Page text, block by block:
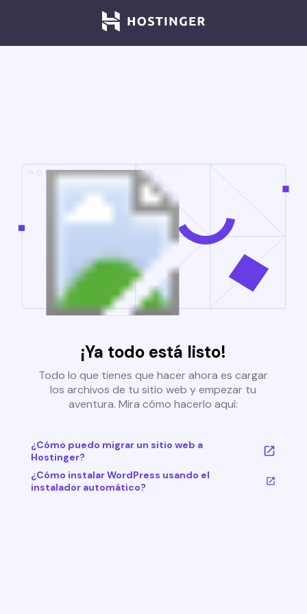
¡Ya todo está listo!
Todo lo que tienes que hacer ahora es cargar
los archivos de tu sitio web y empezar tu
aventura. Mira cómo hacerlo aquí:
¿Cómo puedo migrar un sitio web a
Hostinger?
¿Cómo instalar WordPress usando el
instalador automático?